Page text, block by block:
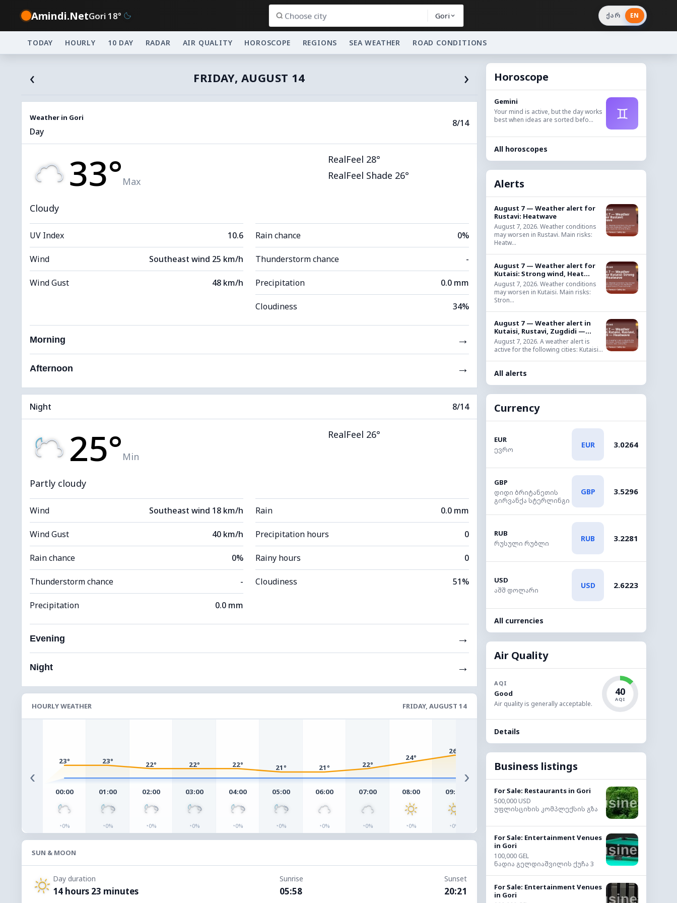
Amindi.NetGori 18° Gori ქარ EN
TODAY HOURLY 10 DAY RADAR AIR QUALITY HOROSCOPE REGIONS SEA WEATHER ROAD CONDITIONS
‹ FRIDAY, AUGUST 14 ›
Weather in Gori
Day
8/14
33° Max
RealFeel 28°
RealFeel Shade 26°
Cloudy
UV Index 10.6
Wind Southeast wind 25 km/h
Wind Gust 48 km/h
Rain chance 0%
Thunderstorm chance -
Precipitation 0.0 mm
Cloudiness 34%
Morning →
Afternoon →
Night 8/14
25° Min
RealFeel 26°
Partly cloudy
Wind Southeast wind 18 km/h
Wind Gust 40 km/h
Rain chance 0%
Thunderstorm chance -
Precipitation 0.0 mm
Rain 0.0 mm
Precipitation hours 0
Rainy hours 0
Cloudiness 51%
Evening →
Night →
HOURLY WEATHER FRIDAY, AUGUST 14
‹
23°
00:00
◔0%
23°
01:00
◔0%
22°
02:00
◔0%
22°
03:00
◔0%
22°
04:00
◔0%
21°
05:00
◔0%
21°
06:00
◔0%
22°
07:00
◔0%
24°
08:00
◔0%
26°
09:00
◔0%
10:00
◔0%
28°
11:00
◔0%
12:00
◔0%
13:00
◔0%
›
SUN & MOON
Day duration
14 hours 23 minutes
Sunrise
05:58
Sunset
20:21
Horoscope
Gemini
Your mind is active, but the day works
best when ideas are sorted befo...
♊
All horoscopes
Alerts
August 7 — Weather alert for
Rustavi: Heatwave
August 7, 2026. Weather conditions
may worsen in Rustavi. Main risks:
Heatw...
August 7 — Weather alert for
Kutaisi: Strong wind, Heat...
August 7, 2026. Weather conditions
may worsen in Kutaisi. Main risks:
Stron...
August 7 — Weather alert in
Kutaisi, Rustavi, Zugdidi —...
August 7, 2026. A weather alert is
active for the following cities: Kutaisi...
All alerts
Currency
EUR
ევრო
EUR 3.0264
GBP
დიდი ბრიტანეთის
გირვანქა სტერლინგი
GBP 3.5296
RUB
რუსული რუბლი
RUB 3.2281
USD
აშშ დოლარი
USD 2.6223
All currencies
Air Quality
AQI
Good
Air quality is generally acceptable.
40
AQI
Details
Business listings
For Sale: Restaurants in Gori
500,000 USD
უფლისციხის კომპლექსის გზა
For Sale: Entertainment Venues
in Gori
100,000 GEL
ნადია გელდიაშვილის ქუჩა 3
For Sale: Entertainment Venues
in Gori